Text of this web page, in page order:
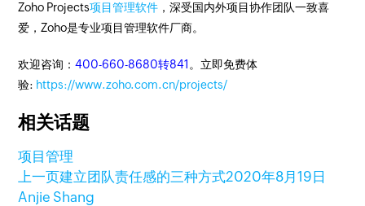
Zoho Projects项目管理软件 ，深受国内外项目协作团队一致喜
爱，Zoho是专业项目管理软件厂商。
欢迎咨询：400-660-8680转841 。立即免费体
验: https://www.zoho.com.cn/projects/
相关话题
项目管理
上一页建立团队责任感的三种方式2020年8月19日
Anjie Shang